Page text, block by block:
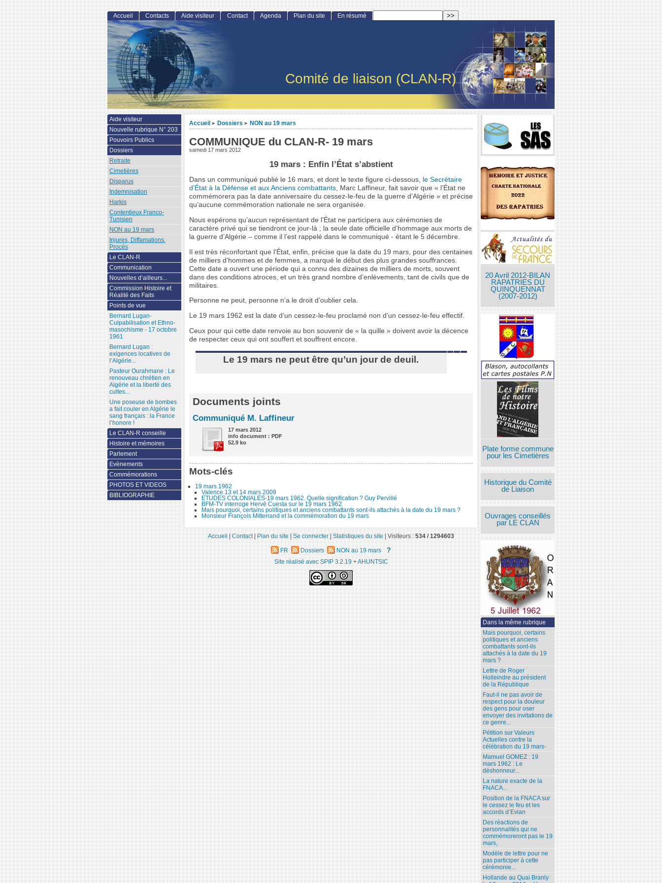
Comité de liaison (CLAN-R)
Accueil > Dossiers > NON au 19 mars
COMMUNIQUE du CLAN-R- 19 mars
samedi 17 mars 2012
19 mars : Enfin l’État s’abstient
Dans un communiqué publié le 16 mars, et dont le texte figure ci-dessous, le Secrétaire
d’État à la Défense et aux Anciens combattants, Marc Laffineur, fait savoir que « l’État ne
commémorera pas la date anniversaire du cessez-le-feu de la guerre d’Algérie » et précise
qu’aucune commémoration nationale ne sera organisée.
Nous espérons qu’aucun représentant de l’État ne participera aux cérémonies de
caractère privé qui se tiendront ce jour-là ; la seule date officielle d’hommage aux morts de
la guerre d’Algérie – comme il l’est rappelé dans le communiqué - étant le 5 décembre.
Il est très réconfortant que l’État, enfin, précise que la date du 19 mars, pour des centaines
de milliers d’hommes et de femmes, a marqué le début des plus grandes souffrances.
Cette date a ouvert une période qui a connu des dizaines de milliers de morts, souvent
dans des conditions atroces, et un très grand nombre d’enlèvements, tant de civils que de
militaires.
Personne ne peut, personne n’a le droit d’oublier cela.
Le 19 mars 1962 est la date d’un cessez-le-feu proclamé non d’un cessez-le-feu effectif.
Ceux pour qui cette date renvoie au bon souvenir de « la quille » doivent avoir la décence
de respecter ceux qui ont souffert et souffrent encore.
Le 19 mars ne peut être qu’un jour de deuil.
Documents joints
Communiqué M. Laffineur
17 mars 2012
info document : PDF
52.9 ko
Mots-clés
19 mars 1962
Valence 13 et 14 mars 2009
ETUDES COLONIALES-19 mars 1962. Quelle signification ? Guy Pervillé
BFM-TV interroge Hervé Cuesta sur le 19 mars 1962
Mais pourquoi, certains politiques et anciens combattants sont-ils attachés à la date du 19 mars ?
Monsieur François Mitterrand et la commémoration du 19 mars
20 Avril 2012-BILAN
RAPATRIES DU
QUINQUENNAT
(2007-2012)
Plate forme commune
pour les Cimetières
Historique du Comité
de Liaison
Ouvrages conseillés
par LE CLAN
Dans la même rubrique
Mais pourquoi, certains
politiques et anciens
combattants sont-ils
attachés à la date du 19
mars ?
Lettre de Roger
Holleindre au président
de la République
Faut-il ne pas avoir de
respect pour la douleur
des gens pour oser
envoyer des invitations de
ce genre...
Pétition sur Valeurs
Actuelles contre la
célébration du 19 mars-
Mamuel GOMEZ : 19
mars 1962 : Le
déshonneur...
La nature exacte de la
FNACA...
Position de la FNACA sur
le cessez le feu et les
accords d’Evian
Des réactions de
personnalités qui ne
commémoreront pas le 19
mars,
Modèle de lettre pour ne
pas participer à cette
cérémonie...
Hollande au Quai Branly
Accueil Contacts Aide visiteur Contact Agenda Plan du site En résumé
Aide visiteur
Nouvelle rubrique N° 203
Pouvoirs Publics
Dossiers
Retraite
Cimetières
Disparus
Indemnisation
Harkis
Contentieux Franco-
Tunisien
NON au 19 mars
Injures, Diffamations.
Procès
Le CLAN-R
Communication
Nouvelles d’ailleurs...
Commission Histoire et
Réalité des Faits
Points de vue
Bernard Lugan-
Culpabilisation et Ethno-
masochisme - 17 octobre
1961
Bernard Lugan :
exigences locatives de
l’Algérie...
Pasteur Ourahmane : Le
renouveau chrétien en
Algérie et la liberté des
cultes...
Une poseuse de bombes
a fait couler en Algérie le
sang français : la France
l’honore !
Le CLAN-R conseille
Histoire et mémoires
Parlement
Evènements
Commémorations
PHOTOS ET VIDEOS
BIBLIOGRAPHIE
Accueil|Contact|Plan du site|Se connecter|Statistiques du site|Visiteurs :534 / 1294603
FR Dossiers NON au 19 mars ?
Site réalisé avec SPIP 3.2.19+AHUNTSIC